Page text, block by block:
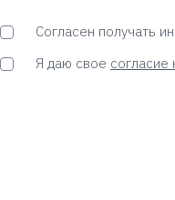
Согласен получать
Я даю свое согласие